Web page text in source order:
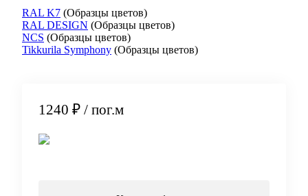
RAL K7 (Образцы цветов)
RAL DESIGN (Образцы цветов)
NCS (Образцы цветов)
Tikkurila Symphony (Образцы цветов)
1240 ₽ / пог.м